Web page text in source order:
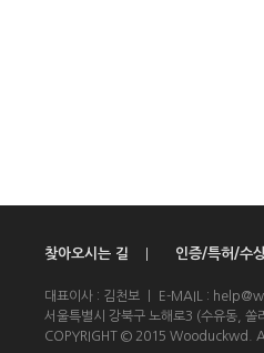
찾아오시는 길 인증/특허/수
대표이사 : 김천보 ㅣ E-MAIL :
서울특별시 강북구 노해로3 (수유동, 쏠
COPYRIGHT © 2015 Wooduckwd.